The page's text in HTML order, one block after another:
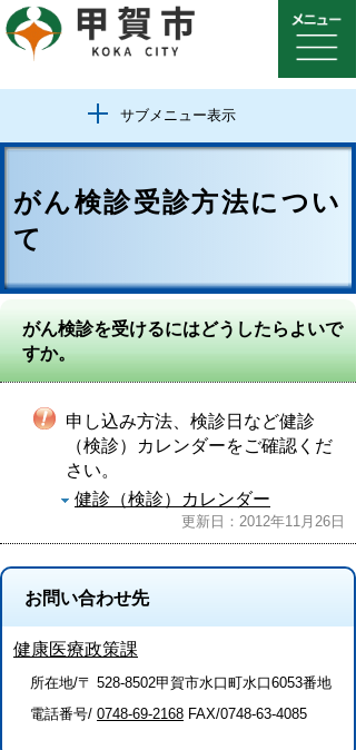
サブメニュー表示
がん検診受診方法につい
て
がん検診を受けるにはどうしたらよいで
すか。
申し込み方法、検診日など健診
（検診）カレンダーをご確認くだ
さい。
健診（検診）カレンダー
更新日：2012年11月26日
お問い合わせ先
健康医療政策課
所在地/〒 528-8502甲賀市水口町水口6053番地
電話番号/ 0748-69-2168 FAX/0748-63-4085